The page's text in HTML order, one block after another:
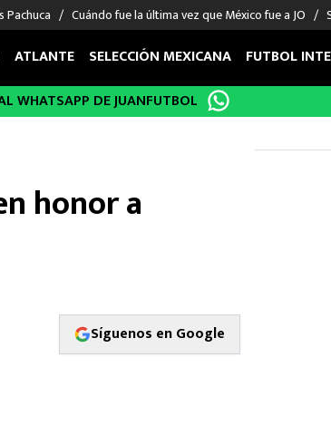
Pachuca Cuándo fue la última vez que México fue a JO
FIGURAS
Sergio Ramos
DEPORTES
ATLANTE SELECCIÓN MEXICANA FUTBOL
WHATSAPP DE JUANFUTBOL
honor a
Síguenos en Google